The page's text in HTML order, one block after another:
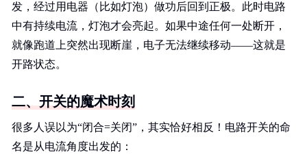
发，经过用电器（比如灯泡）做功后回到正极。此时电路
中有持续电流，灯泡才会亮起。如果中途任何一处断开，
就像跑道上突然出现断崖，电子无法继续移动——这就是
开路状态。
二、开关的魔术时刻
很多人误以为“闭合=关闭”，其实恰好相反！电路开关的命
名是从电流角度出发的：